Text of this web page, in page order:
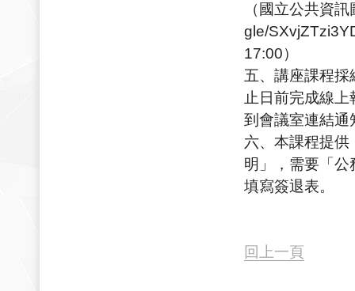
（國立公共資
gle/
17:00）
五、講座課程
止日前完成線
到會議室連結通
六、本課程提
明」，需要「
填寫簽退表。
回上一頁